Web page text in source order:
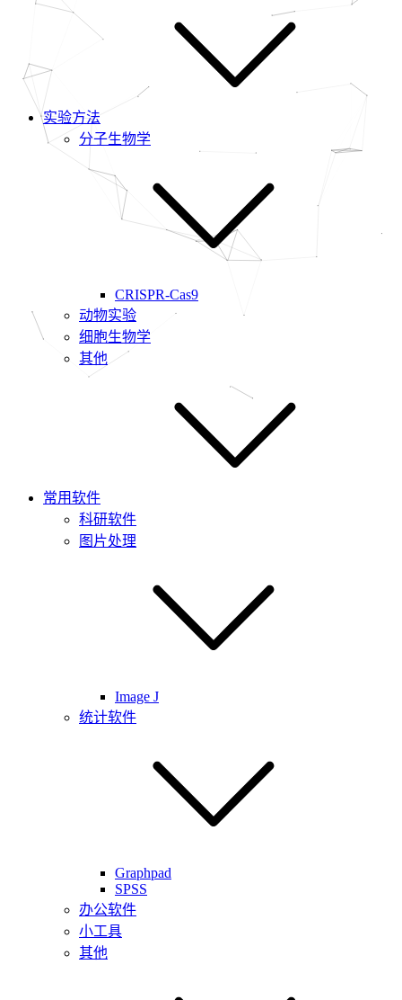
实验方法
分子生物学
CRISPR-Cas9
动物实验
细胞生物学
其他
常用软件
科研软件
图片处理
Image J
统计软件
Graphpad
SPSS
办公软件
小工具
其他